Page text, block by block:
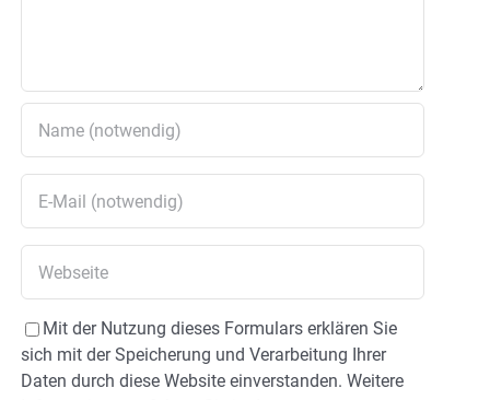
Mit der Nutzung dieses Formulars erklären Sie
sich mit der Speicherung und Verarbeitung Ihrer
Daten durch diese Website einverstanden. Weitere